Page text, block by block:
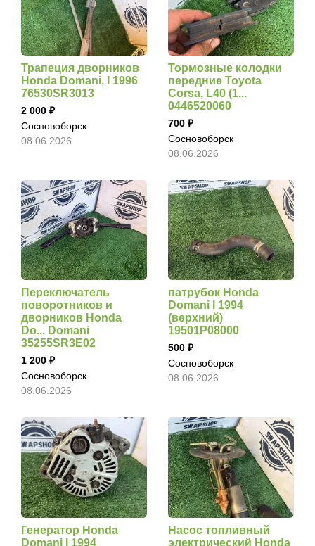
Трапеция дворников
Honda Domani, I 1996
76530SR3013
2 000
Сосновоборск
08.06.2026
Тормозные колодки
передние Toyota
Corsa, L40 (1...
0446520060
700
Сосновоборск
08.06.2026
Переключатель
поворотников и
дворников Honda
Do... Domani
35255SR3E02
1 200
Сосновоборск
08.06.2026
патрубок Honda
Domani I 1994
(верхний)
19501P08000
500
Сосновоборск
08.06.2026
Генератор Honda
Domani I 1994
Насос топливный
электрический Honda